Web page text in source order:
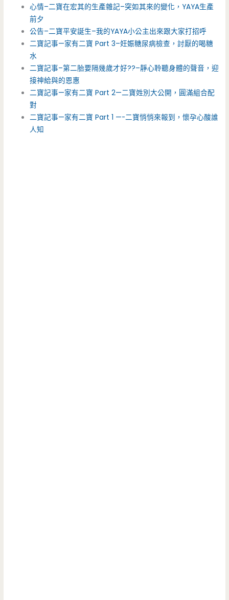
心情–二寶在宏其的生產雜記–突如其來的變化，YAYA生產
前夕
公告–二寶平安誕生–我的YAYA小公主出來跟大家打招呼
二寶記事—家有二寶 Part 3–妊娠糖尿病檢查，討厭的喝糖
水
二寶記事–第二胎要隔幾歲才好??–靜心聆聽身體的聲音，迎
接神給與的恩惠
二寶記事—家有二寶 Part 2—二寶姓別大公開，圓滿組合配
對
二寶記事—家有二寶 Part 1 —-二寶悄悄來報到，懷孕心酸誰
人知